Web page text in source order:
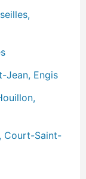
Jean, Engis
Court-Saint-